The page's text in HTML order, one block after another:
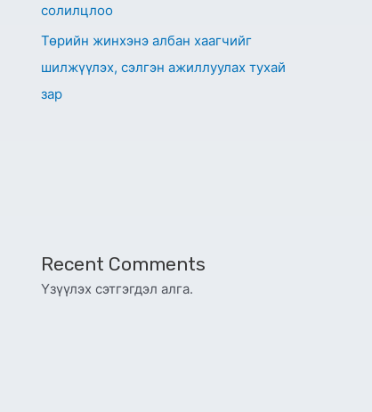
солилцлоо
Төрийн жинхэнэ албан хаагчийг
шилжүүлэх, сэлгэн ажиллуулах тухай
зар
Recent Comments
Үзүүлэх сэтгэгдэл алга.